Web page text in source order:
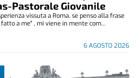
Pastorale Giovanile
6 AGOSTO 2026
vissuta a Roma, se penso alla frase
fatto a me" , mi viene in mente com...